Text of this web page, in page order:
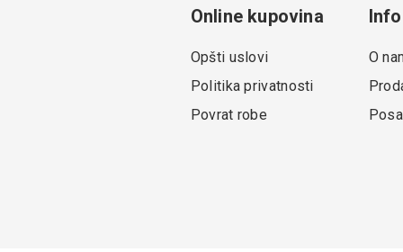
Online kupovina
Opšti uslovi
Politika privatnosti
Povrat robe
Info
O